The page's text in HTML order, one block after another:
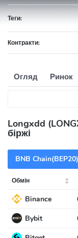
Теги:
Контракти:
Огляд Ринок
Longxdd
біржі
BNB Chain(BEP20)
Обмін
Binance
Bybit